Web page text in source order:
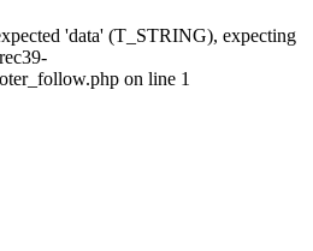
'data' (T_STRING), expecting
on line 1